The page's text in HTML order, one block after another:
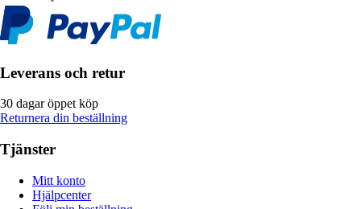
Leverans och retur
30 dagar öppet köp
Returnera din beställning
Tjänster
Mitt konto
Hjälpcenter